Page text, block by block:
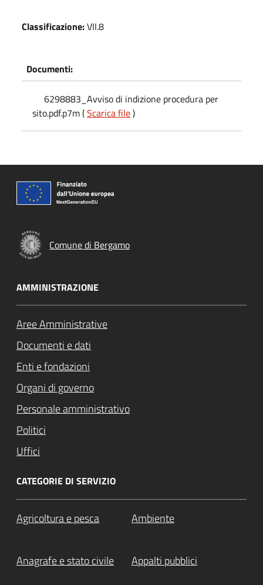
Classificazione:VII.8
Documenti:
6298883_Avviso di indizione procedura per
sito.pdf.p7m (Scarica file)
Comune di Bergamo
AMMINISTRAZIONE
Aree Amministrative
Documenti e dati
Enti e fondazioni
Organi di governo
Personale amministrativo
Politici
Uffici
CATEGORIE DI SERVIZIO
Agricoltura e pesca Ambiente
Anagrafe e stato civile Appalti pubblici